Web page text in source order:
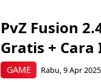
GAME
PvZ Fusion
Gratis +
Rabu, 9 Apr